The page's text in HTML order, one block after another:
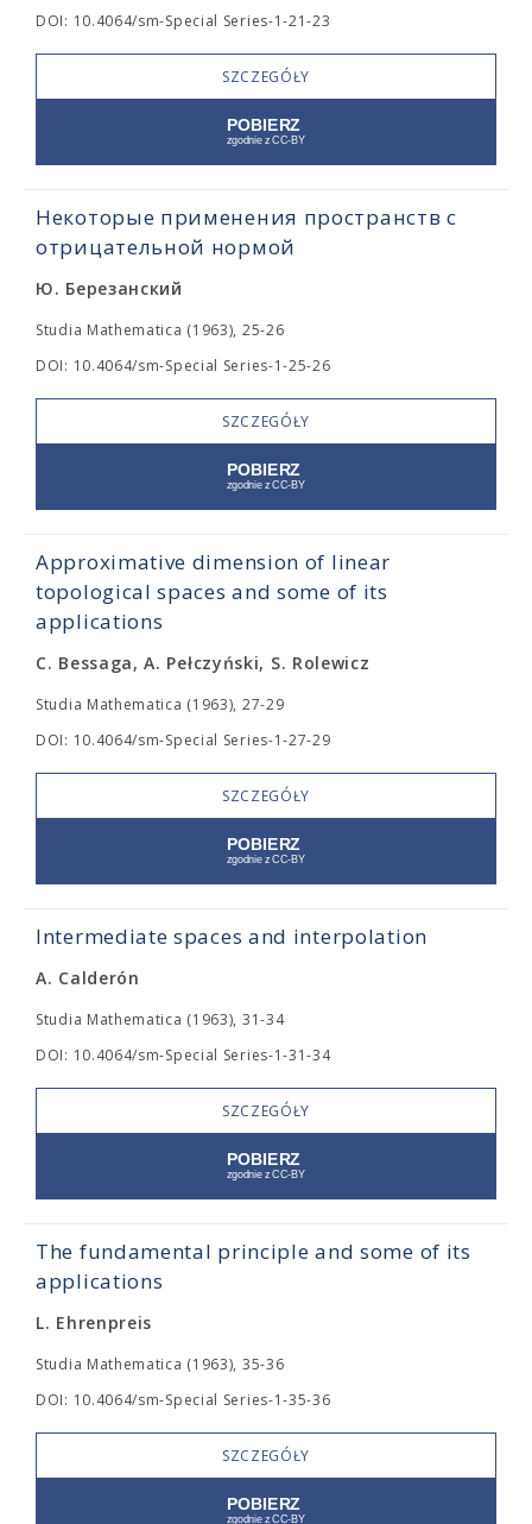
DOI: 10.4064/sm-Special Series-1-21-23
SZCZEGÓŁY
Некоторые применения пространств с
отрицательной нормой
Ю. Березанский
Studia Mathematica (1963), 25-26
DOI: 10.4064/sm-Special Series-1-25-26
SZCZEGÓŁY
Approximative dimension of linear
topological spaces and some of its
applications
C. Bessaga, A. Pełczyński, S. Rolewicz
Studia Mathematica (1963), 27-29
DOI: 10.4064/sm-Special Series-1-27-29
SZCZEGÓŁY
Intermediate spaces and interpolation
A. Calderón
Studia Mathematica (1963), 31-34
DOI: 10.4064/sm-Special Series-1-31-34
SZCZEGÓŁY
The fundamental principle and some of its
applications
L. Ehrenpreis
Studia Mathematica (1963), 35-36
DOI: 10.4064/sm-Special Series-1-35-36
SZCZEGÓŁY